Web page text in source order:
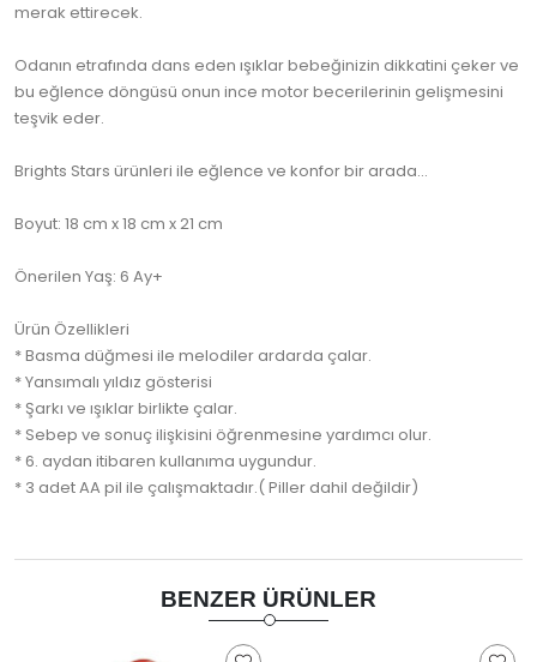
merak ettirecek.
Odanın etrafında dans eden ışıklar bebeğinizin dikkatini çeker ve
bu eğlence döngüsü onun ince motor becerilerinin gelişmesini
teşvik eder.
Brights Stars ürünleri ile eğlence ve konfor bir arada...
Boyut: 18 cm x 18 cm x 21 cm
Önerilen Yaş: 6 Ay+
Ürün Özellikleri
* Basma düğmesi ile melodiler ardarda çalar.
* Yansımalı yıldız gösterisi
* Şarkı ve ışıklar birlikte çalar.
* Sebep ve sonuç ilişkisini öğrenmesine yardımcı olur.
* 6. aydan itibaren kullanıma uygundur.
* 3 adet AA pil ile çalışmaktadır.( Piller dahil değildir)
BENZER ÜRÜNLER